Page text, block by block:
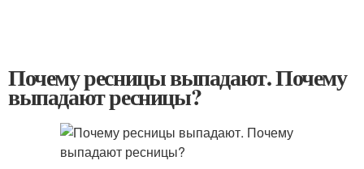
Почему ресницы выпадают. Почему
выпадают ресницы?